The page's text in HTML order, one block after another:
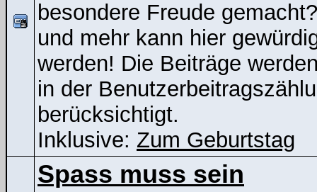
besondere Freude
und mehr kann hier
werden! Die Beiträge
in der
berücksichtigt.
Inklusive: Zum Geburtstag
Spass muss sein